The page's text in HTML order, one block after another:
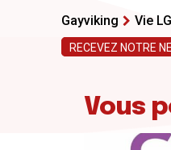
Gayviking Vie
RECEVEZ NOTRE
Vous